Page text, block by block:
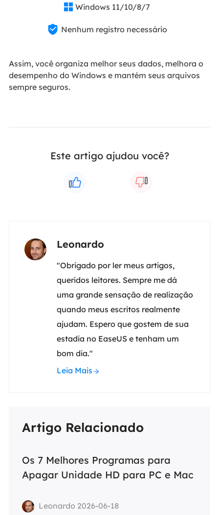
 Windows 11/10/8/7
 Nenhum registro necessário
Assim, você organiza melhor seus dados, melhora o
desempenho do Windows e mantém seus arquivos
sempre seguros.
Este artigo ajudou você?
Leonardo
"Obrigado por ler meus artigos,
queridos leitores. Sempre me dá
uma grande sensação de realização
quando meus escritos realmente
ajudam. Espero que gostem de sua
estadia no EaseUS e tenham um
bom dia."
Leia Mais
Artigo Relacionado
Os 7 Melhores Programas para
Apagar Unidade HD para PC e Mac
Leonardo 2026-06-18